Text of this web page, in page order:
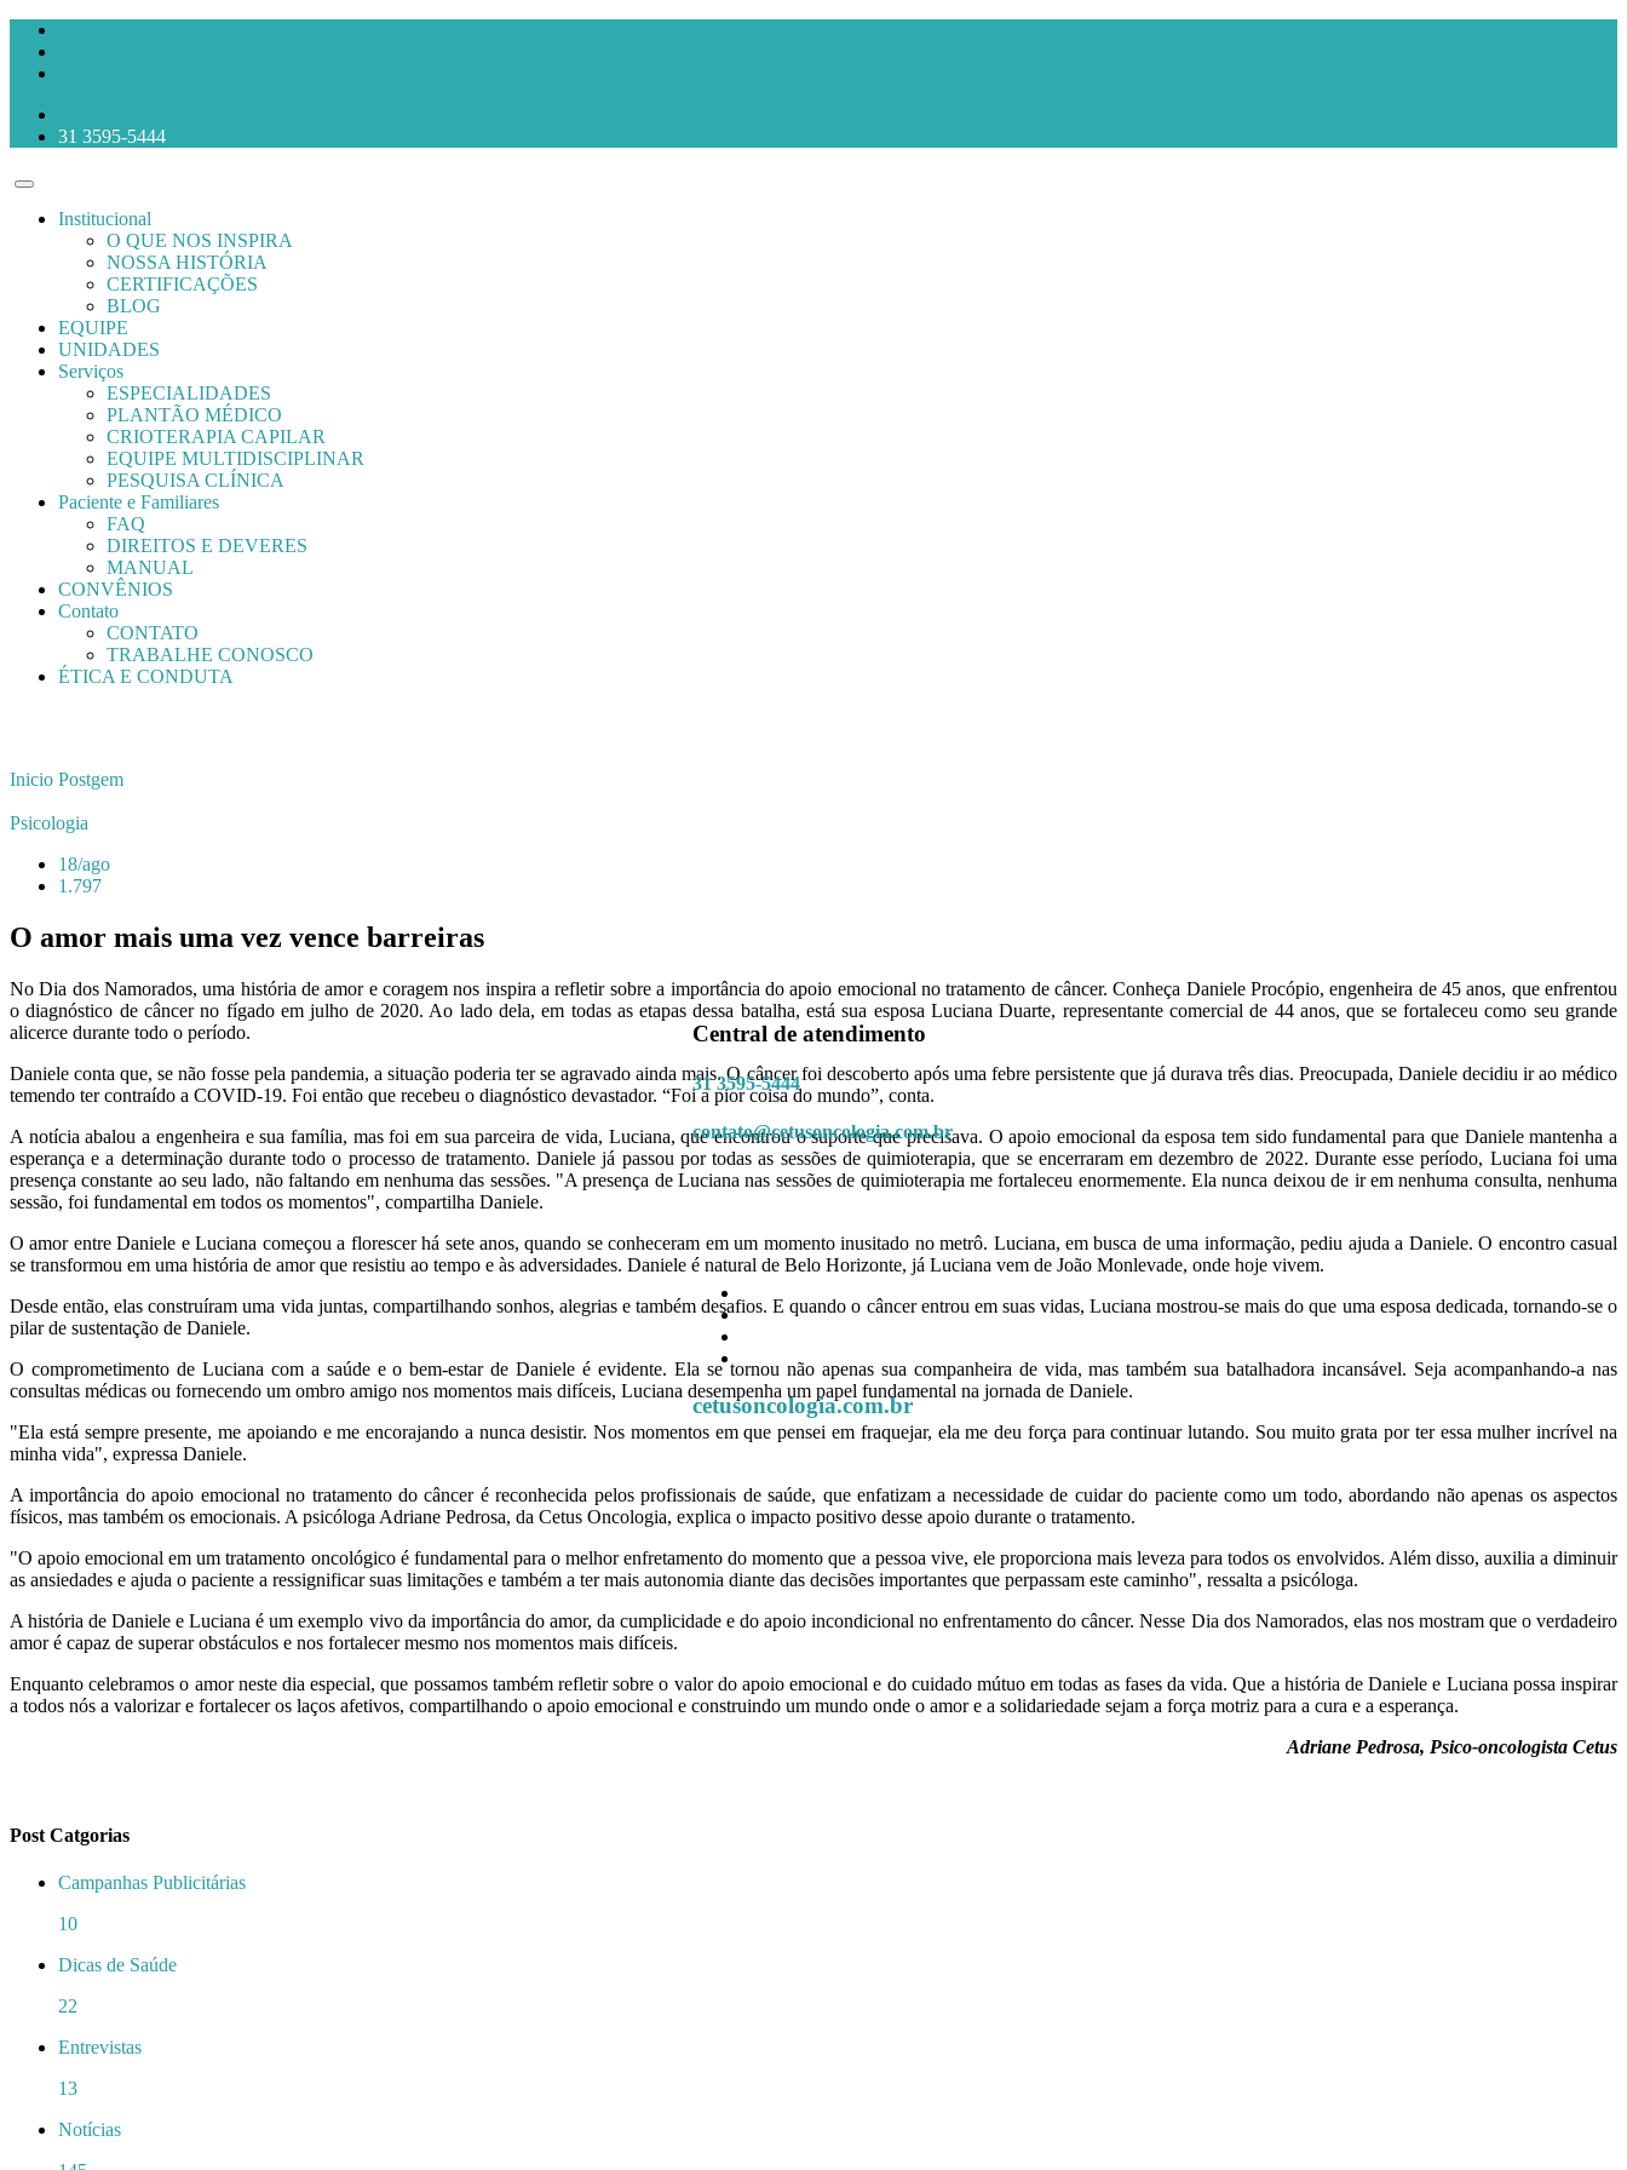
31 3595-5444
Institucional
O QUE NOS INSPIRA
NOSSA HISTÓRIA
CERTIFICAÇÕES
BLOG
EQUIPE
UNIDADES
Serviços
ESPECIALIDADES
PLANTÃO MÉDICO
CRIOTERAPIA CAPILAR
EQUIPE MULTIDISCIPLINAR
PESQUISA CLÍNICA
Paciente e Familiares
FAQ
DIREITOS E DEVERES
MANUAL
CONVÊNIOS
Contato
CONTATO
TRABALHE CONOSCO
ÉTICA E CONDUTA
Inicio Postgem
Psicologia
18/ago
1.797
O amor mais uma vez vence barreiras
No Dia dos Namorados, uma história de amor e coragem nos inspira a refletir sobre a importância do apoio emocional no tratamento de câncer. Conheça Daniele Procópio, engenheira de 45 anos, que enfrentou
o diagnóstico de câncer no fígado em julho de 2020. Ao lado dela, em todas as etapas dessa batalha, está sua esposa Luciana Duarte, representante comercial de 44 anos, que se fortaleceu como seu grande
alicerce durante todo o período.
Daniele conta que, se não fosse pela pandemia, a situação poderia ter se agravado ainda mais. O câncer foi descoberto após uma febre persistente que já durava três dias. Preocupada, Daniele decidiu ir ao médico
temendo ter contraído a COVID-19. Foi então que recebeu o diagnóstico devastador. “Foi a pior coisa do mundo”, conta.
A notícia abalou a engenheira e sua família, mas foi em sua parceira de vida, Luciana, que encontrou o suporte que precisava. O apoio emocional da esposa tem sido fundamental para que Daniele mantenha a
esperança e a determinação durante todo o processo de tratamento. Daniele já passou por todas as sessões de quimioterapia, que se encerraram em dezembro de 2022. Durante esse período, Luciana foi uma
presença constante ao seu lado, não faltando em nenhuma das sessões. "A presença de Luciana nas sessões de quimioterapia me fortaleceu enormemente. Ela nunca deixou de ir em nenhuma consulta, nenhuma
sessão, foi fundamental em todos os momentos", compartilha Daniele.
O amor entre Daniele e Luciana começou a florescer há sete anos, quando se conheceram em um momento inusitado no metrô. Luciana, em busca de uma informação, pediu ajuda a Daniele. O encontro casual
se transformou em uma história de amor que resistiu ao tempo e às adversidades. Daniele é natural de Belo Horizonte, já Luciana vem de João Monlevade, onde hoje vivem.
Desde então, elas construíram uma vida juntas, compartilhando sonhos, alegrias e também desafios. E quando o câncer entrou em suas vidas, Luciana mostrou-se mais do que uma esposa dedicada, tornando-se o
pilar de sustentação de Daniele.
O comprometimento de Luciana com a saúde e o bem-estar de Daniele é evidente. Ela se tornou não apenas sua companheira de vida, mas também sua batalhadora incansável. Seja acompanhando-a nas
consultas médicas ou fornecendo um ombro amigo nos momentos mais difíceis, Luciana desempenha um papel fundamental na jornada de Daniele.
"Ela está sempre presente, me apoiando e me encorajando a nunca desistir. Nos momentos em que pensei em fraquejar, ela me deu força para continuar lutando. Sou muito grata por ter essa mulher incrível na
minha vida", expressa Daniele.
A importância do apoio emocional no tratamento do câncer é reconhecida pelos profissionais de saúde, que enfatizam a necessidade de cuidar do paciente como um todo, abordando não apenas os aspectos
físicos, mas também os emocionais. A psicóloga Adriane Pedrosa, da Cetus Oncologia, explica o impacto positivo desse apoio durante o tratamento.
"O apoio emocional em um tratamento oncológico é fundamental para o melhor enfretamento do momento que a pessoa vive, ele proporciona mais leveza para todos os envolvidos. Além disso, auxilia a diminuir
as ansiedades e ajuda o paciente a ressignificar suas limitações e também a ter mais autonomia diante das decisões importantes que perpassam este caminho", ressalta a psicóloga.
A história de Daniele e Luciana é um exemplo vivo da importância do amor, da cumplicidade e do apoio incondicional no enfrentamento do câncer. Nesse Dia dos Namorados, elas nos mostram que o verdadeiro
amor é capaz de superar obstáculos e nos fortalecer mesmo nos momentos mais difíceis.
Enquanto celebramos o amor neste dia especial, que possamos também refletir sobre o valor do apoio emocional e do cuidado mútuo em todas as fases da vida. Que a história de Daniele e Luciana possa inspirar
a todos nós a valorizar e fortalecer os laços afetivos, compartilhando o apoio emocional e construindo um mundo onde o amor e a solidariedade sejam a força motriz para a cura e a esperança.
Adriane Pedrosa, Psico-oncologista Cetus
Post Catgorias
Campanhas Publicitárias
10
Dicas de Saúde
22
Entrevistas
13
Notícias
Central de atendimento
31 3595-5444
contato@cetusoncologia.com.br
cetusoncologia.com.br